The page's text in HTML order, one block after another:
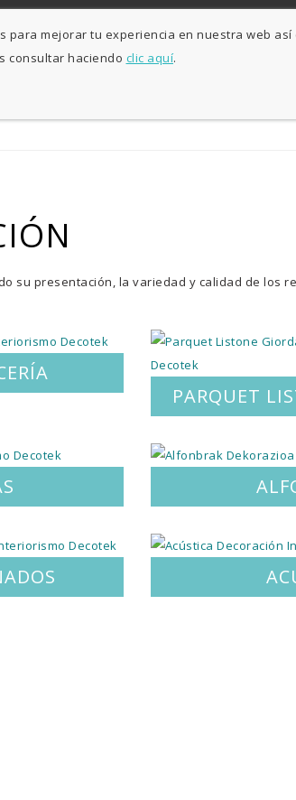
su presentación, la variedad y calidad de los
PARQUET
para mejorar tu experiencia en nuestra web
consultar haciendo clic aquí.